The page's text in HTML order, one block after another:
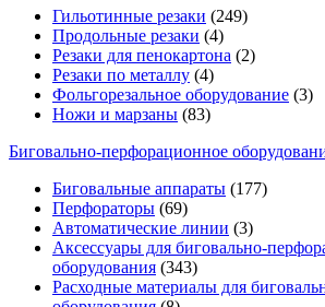
Гильотинные резаки (249)
Продольные резаки (4)
Резаки для пенокартона (2)
Резаки по металлу (4)
Фольгорезальное оборудование (3)
Ножи и марзаны (83)
Биговально-перфорационное
Биговальные аппараты (177)
Перфораторы (69)
Автоматические линии (3)
Аксессуары для биговально-
оборудования (343)
Расходные материалы для